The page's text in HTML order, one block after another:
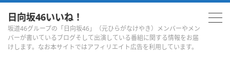
日向坂46いいね！
坂道46グループの「日向坂46」（元ひらがなけやき）メンバーやメン
バーが書いているブログそして出演している番組に関する情報をお届
けします。なお本サイトではアフィリエイト広告を利用しています。